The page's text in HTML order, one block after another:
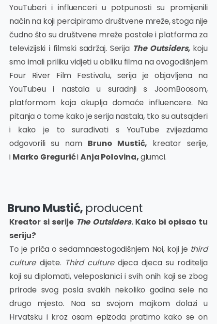
YouTuberi i influenceri u potpunosti su promijenili
način na koji percipiramo društvene mreže, stoga nije
čudno što su društvene mreže postale i platforma za
televizijski i filmski sadržaj. Serija The Outsiders, koju
smo imali priliku vidjeti u obliku filma na ovogodišnjem
Four River Film Festivalu, serija je objavljena na
YouTubeu i nastala u suradnji s JoomBoosom,
platformom koja okuplja domaće influencere. Na
pitanja o tome kako je serija nastala, tko su autsajderi
i kako je to surađivati s YouTube zvijezdama
odgovorili su nam Bruno Mustić, kreator serije,
i Marko GregurićiAnja Polovina,glumci.
Bruno Mustić, producent
Kreator si serije The Outsiders. Kako bi opisao tu
seriju?
To je priča o sedamnaestogodišnjem Noi, koji je third
culture dijete. Third culture djeca djeca su roditelja
koji su diplomati, veleposlanici i svih onih koji se zbog
prirode svog posla svakih nekoliko godina sele na
drugo mjesto. Noa sa svojom majkom dolazi u
Hrvatsku i kroz osam epizoda pratimo kako se on